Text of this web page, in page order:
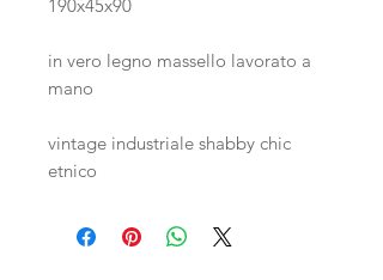
190x45x90
in vero legno massello lavorato a
mano
vintage industriale shabby chic
etnico